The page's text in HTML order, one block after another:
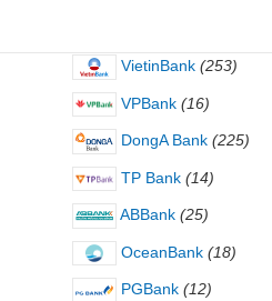
VietinBank (253)
VPBank (16)
DongA Bank (225)
TP Bank (14)
ABBank (25)
OceanBank (18)
PGBank (12)